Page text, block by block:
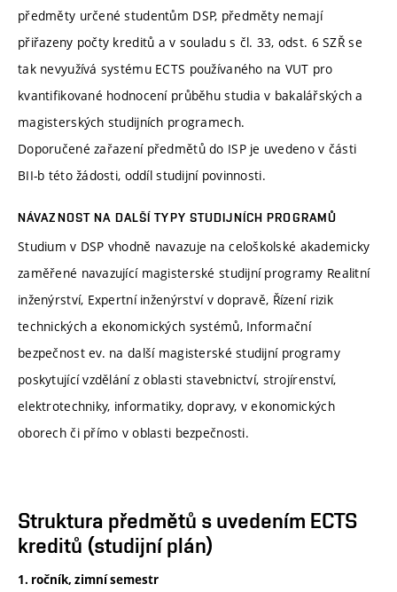
předměty určené studentům DSP, předměty nemají
přiřazeny počty kreditů a v souladu s čl. 33, odst. 6 SZŘ se
tak nevyužívá systému ECTS používaného na VUT pro
kvantifikované hodnocení průběhu studia v bakalářských a
magisterských studijních programech.
Doporučené zařazení předmětů do ISP je uvedeno v části
BII-b této žádosti, oddíl studijní povinnosti.
NÁVAZNOST NA DALŠÍ TYPY STUDIJNÍCH PROGRAMŮ
Studium v DSP vhodně navazuje na celoškolské akademicky
zaměřené navazující magisterské studijní programy Realitní
inženýrství, Expertní inženýrství v dopravě, Řízení rizik
technických a ekonomických systémů, Informační
bezpečnost ev. na další magisterské studijní programy
poskytující vzdělání z oblasti stavebnictví, strojírenství,
elektrotechniky, informatiky, dopravy, v ekonomických
oborech či přímo v oblasti bezpečnosti.
Struktura předmětů s uvedením ECTS
kreditů (studijní plán)
1. ročník, zimní semestr